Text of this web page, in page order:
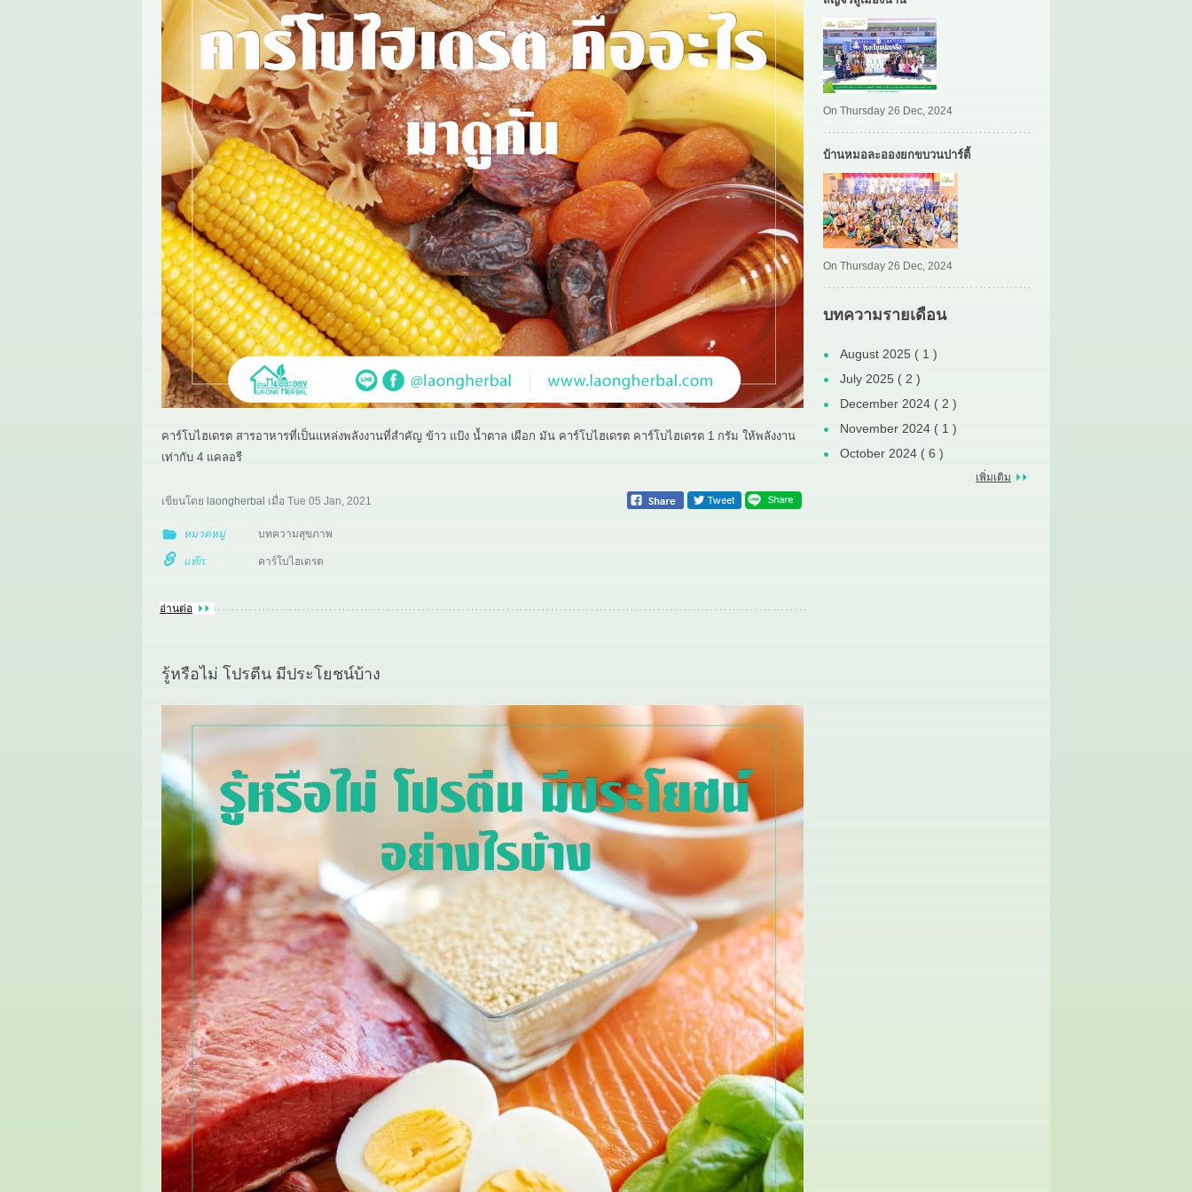
คาร์โบไฮเดรต สารอาหารที่เป็นแหล่งพลังงานที่สำคัญ ข้าว แป้ง น้ำตาล เผือก มัน คาร์โบไฮเดรต คาร์โบไฮเดรต 1 กรัม ให้พลังงาน
เท่ากับ 4 แคลอรี
เขียนโดย laongherbal เมื่อ Tue 05 Jan, 2021
หมวดหมู่ บทความสุขภาพ
แท๊ก: คาร์โบไฮเดรต
อ่านต่อ
รู้หรือไม่ โปรตีน มีประโยชน์บ้าง
On Thursday 26 Dec, 2024
บ้านหมอละอองยกขบวนปาร์ตี้
On Thursday 26 Dec, 2024
บทความรายเดือน
August 2025 ( 1 )
July 2025 ( 2 )
December 2024 ( 2 )
November 2024 ( 1 )
October 2024 ( 6 )
เพิ่มเติม